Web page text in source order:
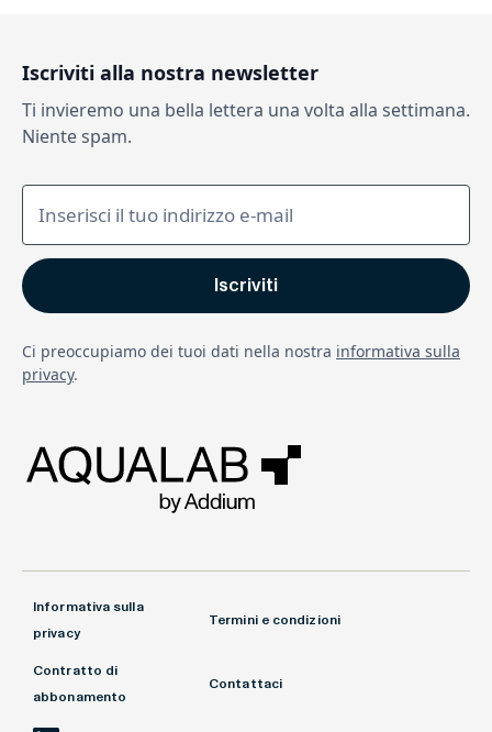
Iscriviti alla nostra newsletter
Ti invieremo una bella lettera una volta alla settimana.
Niente spam.
Ci preoccupiamo dei tuoi dati nella nostra informativa sulla
privacy.
Informativa sulla
privacy
Termini e condizioni
Contratto di
abbonamento
Contattaci